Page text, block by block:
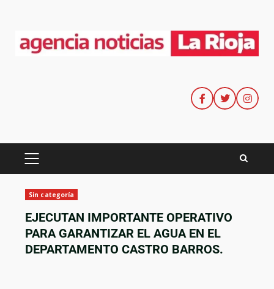
Sin categoría
EJECUTAN IMPORTANTE OPERATIVO
PARA GARANTIZAR EL AGUA EN EL
DEPARTAMENTO CASTRO BARROS.